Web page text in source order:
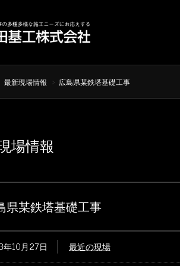
最新現場情報 広島県某鉄塔基礎工事
場情報
県某鉄塔基礎工事
10月27日 最近の現場